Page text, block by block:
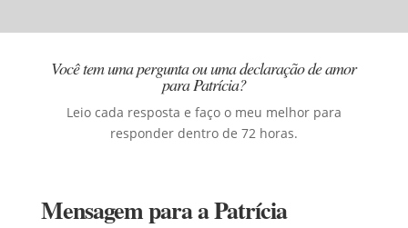
Você tem uma pergunta ou uma declaração de amor
para Patrícia?
Leio cada resposta e faço o meu melhor para
responder dentro de 72 horas.
Mensagem para a Patrícia